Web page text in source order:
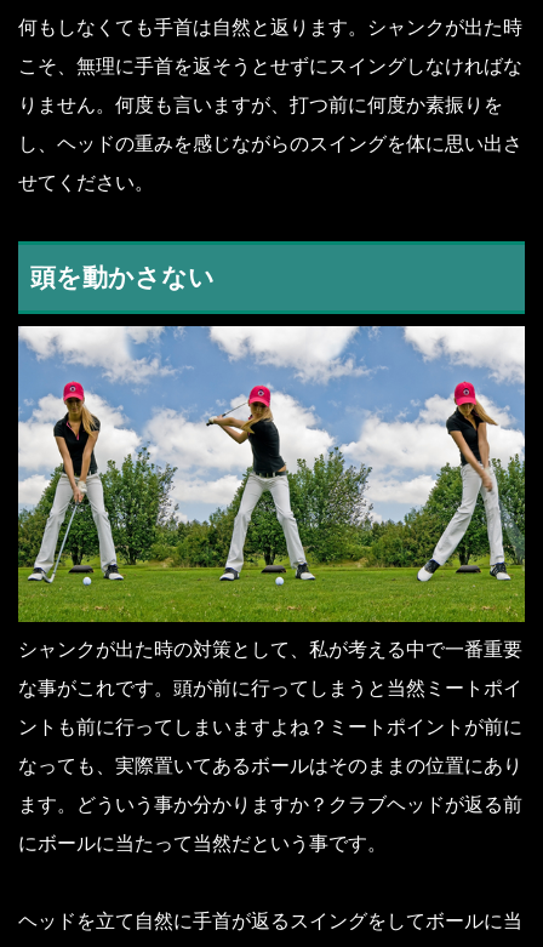
何もしなくても手首は自然と返ります。シャンクが出た時
こそ、無理に手首を返そうとせずにスイングしなければな
りません。何度も言いますが、打つ前に何度か素振りを
し、ヘッドの重みを感じながらのスイングを体に思い出さ
せてください。
頭を動かさない
シャンクが出た時の対策として、私が考える中で一番重要
な事がこれです。頭が前に行ってしまうと当然ミートポイ
ントも前に行ってしまいますよね？ミートポイントが前に
なっても、実際置いてあるボールはそのままの位置にあり
ます。どういう事か分かりますか？クラブヘッドが返る前
にボールに当たって当然だという事です。
ヘッドを立て自然に手首が返るスイングをしてボールに当